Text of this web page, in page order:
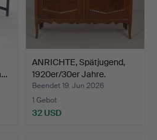
ANRICHTE, Spätjugend,
1920er/30er Jahre.
Beendet 19. Jun 2026
1 Gebot
32 USD